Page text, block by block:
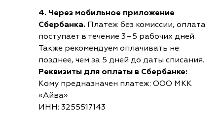
4. Через мобильное приложение
Сбербанка. Платеж без комиссии, оплата
поступает в течение 3–5 рабочих дней.
Также рекомендуем оплачивать не
позднее, чем за 5 дней до даты списания.
Реквизиты для оплаты в Сбербанке:
Кому предназначен платеж: ООО МКК
«Айва»
ИНН: 3255517143